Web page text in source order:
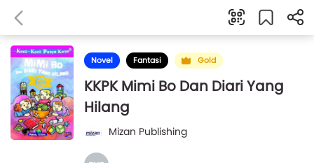
Novel Fantasi Gold
KKPK Mimi Bo Dan Diari Yang
Hilang
Mizan Publishing